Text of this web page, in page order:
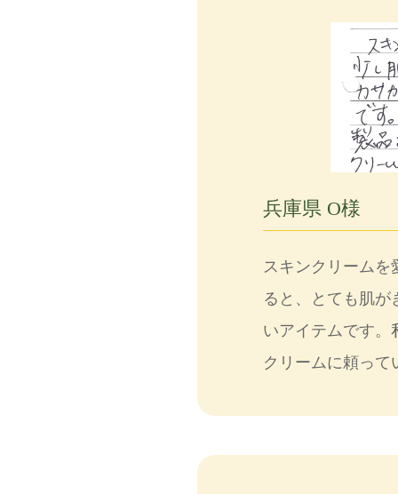
兵庫県 O様
スキンクリームを
ると、とても肌
いアイテムです。
クリームに頼っ